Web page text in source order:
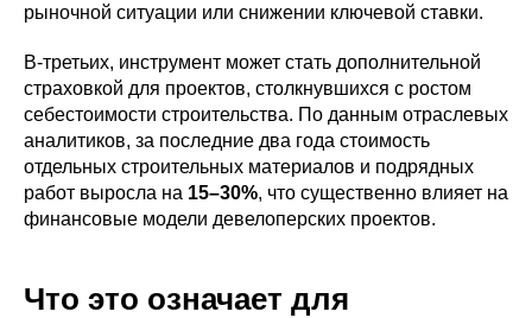
рыночной ситуации или снижении ключевой ставки.
В-третьих, инструмент может стать дополнительной
страховкой для проектов, столкнувшихся с ростом
себестоимости строительства. По данным отраслевых
аналитиков, за последние два года стоимость
отдельных строительных материалов и подрядных
работ выросла на 15–30%, что существенно влияет на
финансовые модели девелоперских проектов.
Что это означает для